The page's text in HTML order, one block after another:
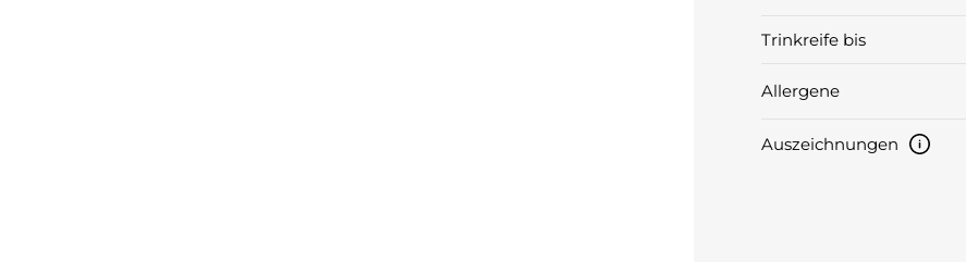
Trinkreife bis
Allergene
Auszeichnungen